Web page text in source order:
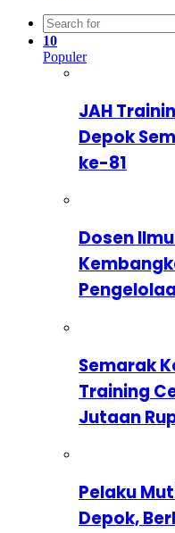
10
Populer
JAH
Depok
ke-81
Dosen
Semarak
Training
Jutaan
Pelaku
Depok,